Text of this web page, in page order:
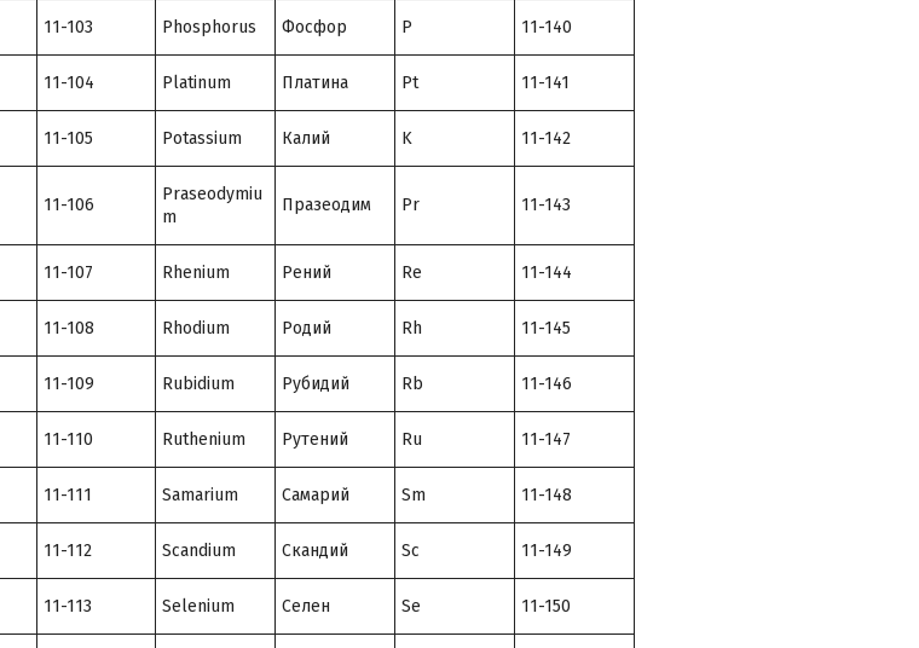
11-103 Phosphorus Фосфор P 11-140
11-104 Platinum Платина Pt 11-141
11-105 Potassium Калий K 11-142
11-106
Praseodymiu
m
Празеодим Pr 11-143
11-107 Rhenium Рений Re 11-144
11-108 Rhodium Родий Rh 11-145
11-109 Rubidium Рубидий Rb 11-146
11-110 Ruthenium Рутений Ru 11-147
11-111 Samarium Самарий Sm 11-148
11-112 Scandium Скандий Sc 11-149
11-113 Selenium Селен Se 11-150